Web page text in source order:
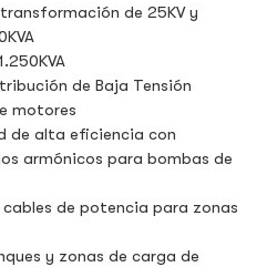
de 25KV y
de Baja Tensión
motores
de alta eficiencia con
armónicos para bombas de
de potencia para zonas
y zonas de carga de